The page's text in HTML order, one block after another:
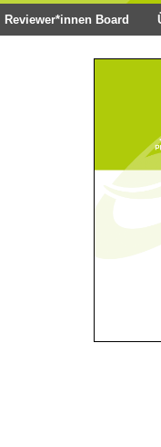
Reviewer*innen Board